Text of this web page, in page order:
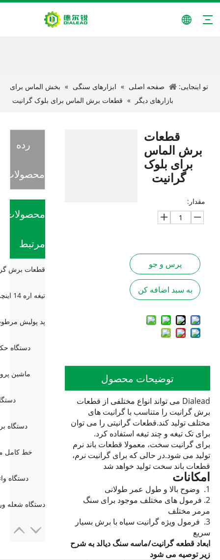
تو اینجایی: صفحه اصلی » ابزارهای سنگی » بخش الماس برای
بازارهای دیگر
» قطعات برش الماس برای بلوک گرانیت
رده
محصولات
محصولات
مرتبط
دستگاه
ماشین
دستگاه
خط کامل
دستگاه
قطعات
برش الماس
برای بلوک
گرانیت
مقدار:
پرس و جو
به سبد اضافه کن
توضیحات محصول
Dialead می تواند انواع مختلفی از قطعات
برش گرانیت را متناسب با گرانیت های
مختلف تولید کند.قطعات گرانیتی را می توان
برای تک تیغه و چند تیغه استفاده کرد.
برای گرانیت سخت، معمولا قطعات باند نرم
تولید می شود.در حالی که برای گرانیت نرم،
قطعات باند سخت تولید خواهد شد
امکانات
1. وضوح بالا و طول عمر طولانی
2. فرمول های مختلف موجود برای سنگ
مرمر مختلف
3. فرمول ویژه گرانیت سیاه با برش بسیار
سریع
ابعاد قطعه گرانیت/ماسه سنگ دیالد به شرح
زیر توصیه می شود